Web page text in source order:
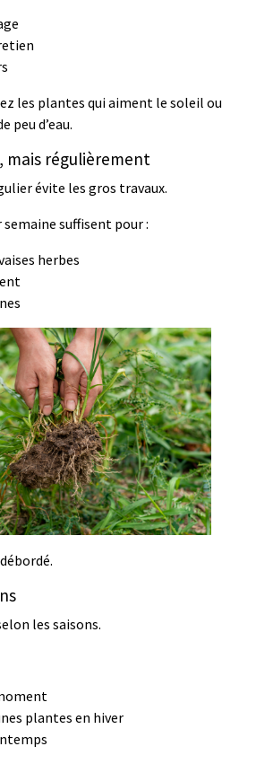
les plantes qui aiment le soleil ou
peu d’eau.
mais régulièrement
évite les gros travaux.
suffisent pour :
herbes
les saisons.
plantes en hiver